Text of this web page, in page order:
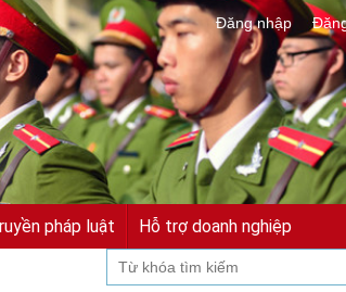
Đăng nhập
pháp luật Hỗ trợ doanh nghiệp